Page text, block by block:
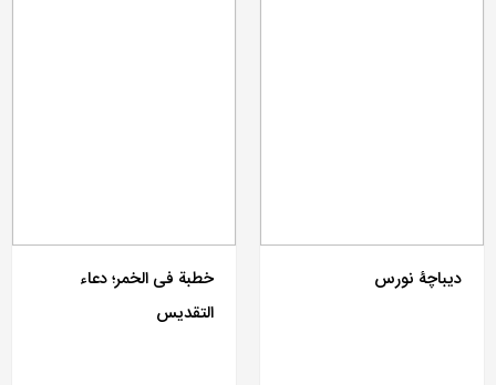
دیباچۀ نورس
خطبة فی الخمر؛ دعاء
التقدیس